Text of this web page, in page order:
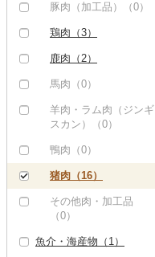
しゃぶしゃぶ（4）
焼肉（6）
牛タン（0）
和牛（0）
黒毛和牛（8）
仙台牛（0）
米沢牛（0）
山形牛（0）
常陸牛（0）
もつ鍋（0）
ローストビーフ（5）
ビーフジャーキー
（0）
ステーキ（0）
すき焼き（0）
しゃぶしゃぶ（0）
焼肉（0）
アグー豚（0）
（3）
豚肉（加工品）（0）
鶏肉（3）
鶏肉（精肉）（3）
ハム・ソーセージ
唐揚げ（0）
中津からあげ（0）
水炊き（0）
地鶏（3）
鹿肉（2）
馬肉（0）
羊肉・ラム肉（ジンギ
スカン）（0）
鴨肉（0）
猪肉（16）
その他肉・加工品
（0）
魚介・海産物（1）